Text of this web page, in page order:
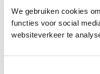
We gebruiken cookies
functies voor social
websiteverkeer te
Bezoekers kunnen